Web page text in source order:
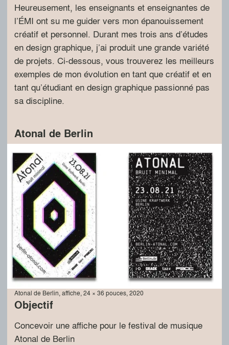
Heureusement, les enseignants et enseignantes de
l’ÉMI ont su me guider vers mon épanouissement
créatif et personnel. Durant mes trois ans d’études
en design graphique, j’ai produit une grande variété
de projets. Ci-dessous, vous trouverez les meilleurs
exemples de mon évolution en tant que créatif et en
tant qu’étudiant en design graphique passionné pas
sa discipline.
Atonal de Berlin
Atonal de Berlin, affiche, 24 × 36 pouces, 2020
Objectif
Concevoir une affiche pour le festival de musique
Atonal de Berlin